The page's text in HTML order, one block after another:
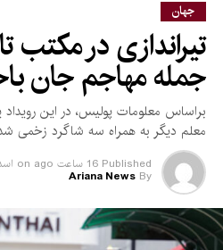
جهان
تیراندازی در مکتب
جمله مهاجم جان
براساس معلومات پولیس، در این
معلم دیگر به همراه سه شاگرد زخمی
Published 16 ساعت ago on اسد ۱۶,
By
Ariana News